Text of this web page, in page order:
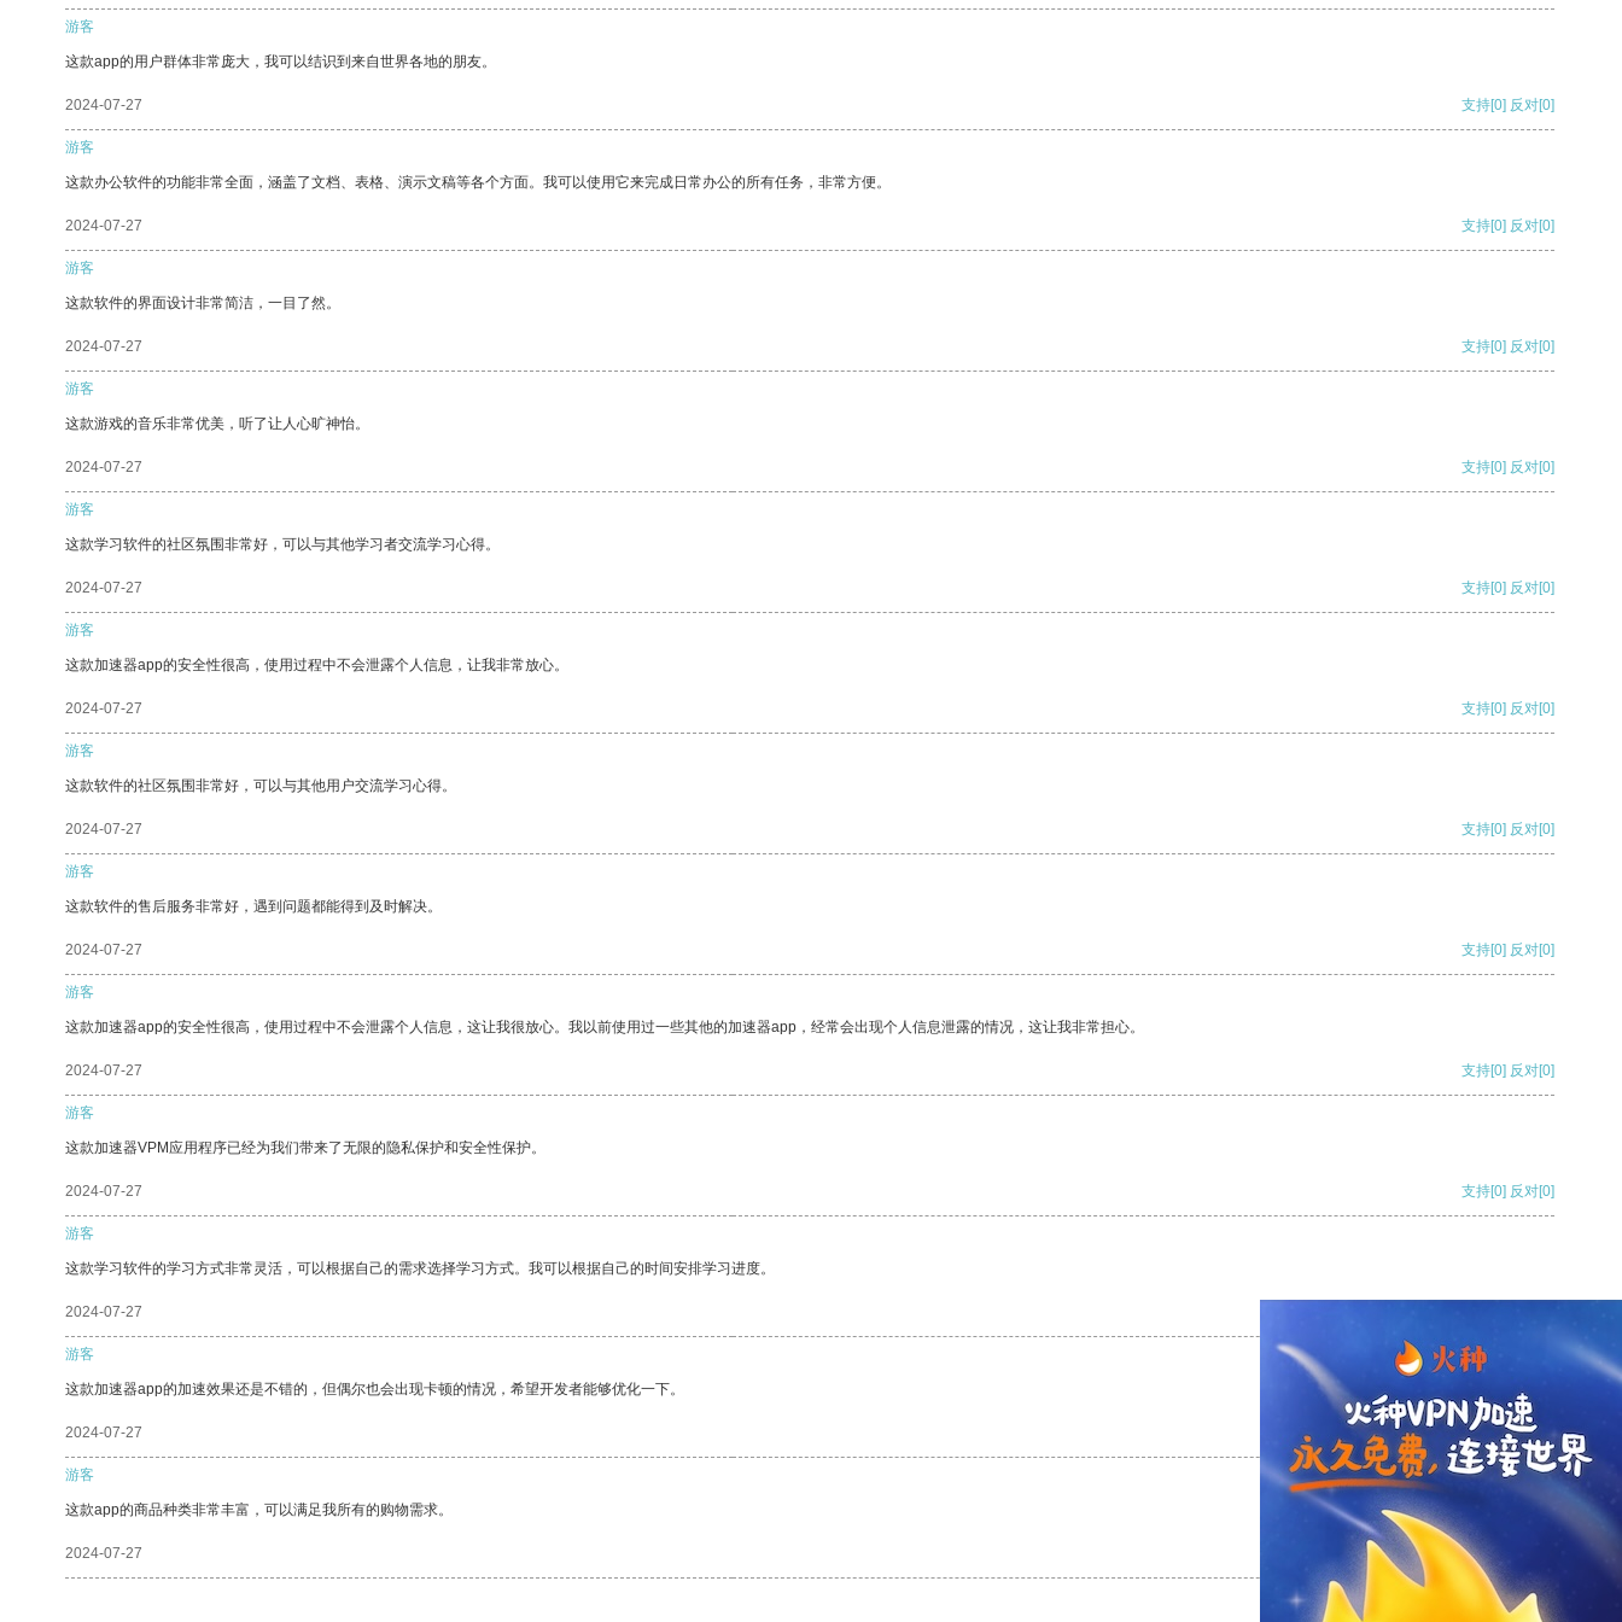
游客
这款app的用户群体非常庞大，我可以结识到来自世界各地的朋友。
2024-07-27 支持[0] 反对[0]
游客
这款办公软件的功能非常全面，涵盖了文档、表格、演示文稿等各个方面。我可以使用它来完成日常办公的所有任务，非常方便。
2024-07-27 支持[0] 反对[0]
游客
这款软件的界面设计非常简洁，一目了然。
2024-07-27 支持[0] 反对[0]
游客
这款游戏的音乐非常优美，听了让人心旷神怡。
2024-07-27 支持[0] 反对[0]
游客
这款学习软件的社区氛围非常好，可以与其他学习者交流学习心得。
2024-07-27 支持[0] 反对[0]
游客
这款加速器app的安全性很高，使用过程中不会泄露个人信息，让我非常放心。
2024-07-27 支持[0] 反对[0]
游客
这款软件的社区氛围非常好，可以与其他用户交流学习心得。
2024-07-27 支持[0] 反对[0]
游客
这款软件的售后服务非常好，遇到问题都能得到及时解决。
2024-07-27 支持[0] 反对[0]
游客
这款加速器app的安全性很高，使用过程中不会泄露个人信息，这让我很放心。我以前使用过一些其他的加速器app，经常会出现个人信息泄露的情况，这让我非常担心。
2024-07-27 支持[0] 反对[0]
游客
这款加速器VPM应用程序已经为我们带来了无限的隐私保护和安全性保护。
2024-07-27 支持[0] 反对[0]
游客
这款学习软件的学习方式非常灵活，可以根据自己的需求选择学习方式。我可以根据自己的时间安排学习进度。
2024-07-27
游客
这款加速器app的加速效果还是不错的，但偶尔也会出现卡顿的情况，希望开发者能够优化一下。
2024-07-27 支持 [0] 反对 [0]
游客
这款app的商品种类非常丰富，可以满足我所有的购物需求。
2024-07-27 支持